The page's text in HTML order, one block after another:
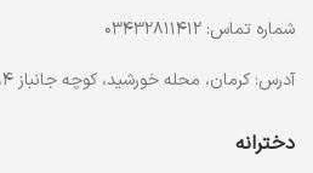
شماره تماس: 03432811412
آدرس: کرمان، محله خورشید، کوچه جانباز 4، کوچه شرقی 1، جزیره 2، طبقه 1
دخترانه